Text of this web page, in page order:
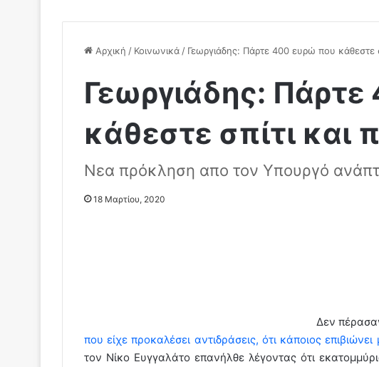
Αρχική / Κοινωνικά / Γεωργιάδης: Πάρτε 400 ευρώ που κάθεστε
Γεωργιάδης:
κάθεστε σπίτι και
Νεα πρόκληση απο τον Yπουργό
18 Μαρτίου, 2020
Δεν
που είχε προκαλέσει αντιδράσεις, ότι κάποιος
τον Νίκο Ευγγαλάτο επανήλθε λέγοντας ότι